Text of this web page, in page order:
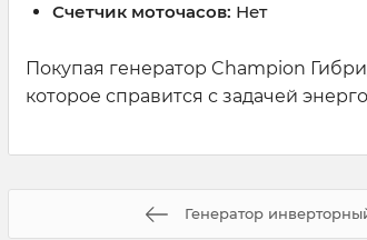
Счетчик моточасов: Нет
Покупая генератор Champion
которое справится с задачей
Генератор